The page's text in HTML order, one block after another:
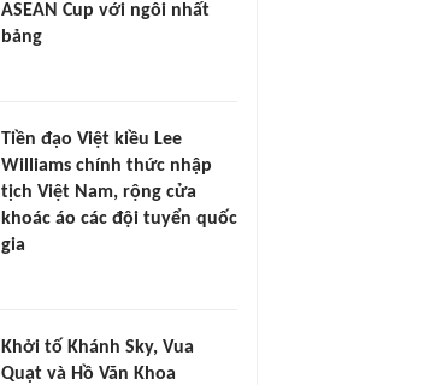
ASEAN Cup với ngôi nhất
bảng
Tiền đạo Việt kiều Lee
Williams chính thức nhập
tịch Việt Nam, rộng cửa
khoác áo các đội tuyển quốc
gia
Khởi tố Khánh Sky, Vua
Quạt và Hồ Văn Khoa